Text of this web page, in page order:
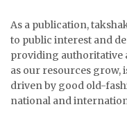
As a publication,
to public interest and
providing authoritative
as our resources grow,
driven by good old-
national and